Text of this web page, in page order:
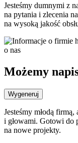
Jesteśmy dumnymi z
na pytania i zlecenia
na wysoką jakość
o nas
Możemy
Wygeneruj
Jesteśmy młodą
i głowami. Gotowi do
na nowe projekty.